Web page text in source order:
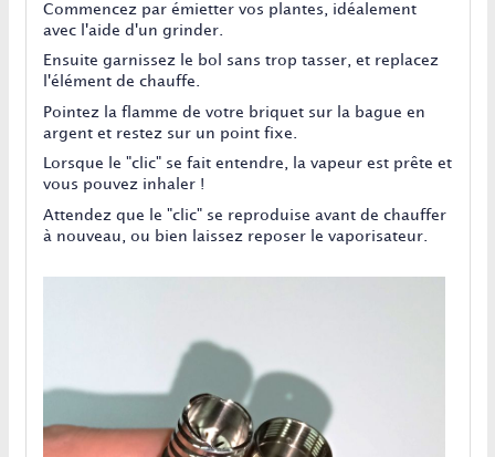
Commencez par émietter vos plantes, idéalement
avec l'aide d'un grinder.
Ensuite garnissez le bol sans trop tasser, et replacez
l'élément de chauffe.
Pointez la flamme de votre briquet sur la bague en
argent et restez sur un point fixe.
Lorsque le "clic" se fait entendre, la vapeur est prête et
vous pouvez inhaler !
Attendez que le "clic" se reproduise avant de chauffer
à nouveau, ou bien laissez reposer le vaporisateur.